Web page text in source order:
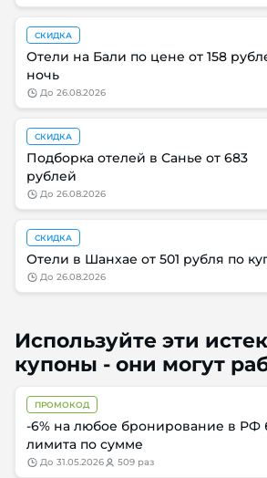
СКИДКА
Отели на Бали по цене от 158
ночь
до 26.08.2026
СКИДКА
Подборка отелей в Санье от 683
рублей
до 26.08.2026
СКИДКА
Отели в Шанхае от 501 рубля по
до 26.08.2026
Используйте эти
купоны - они могут
ПРОМОКОД
-6% на любое бронирование в РФ
лимита по сумме
до 31.05.2026 509 раз